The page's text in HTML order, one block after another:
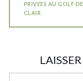
PRIVEES AU GOLF
CLAIR